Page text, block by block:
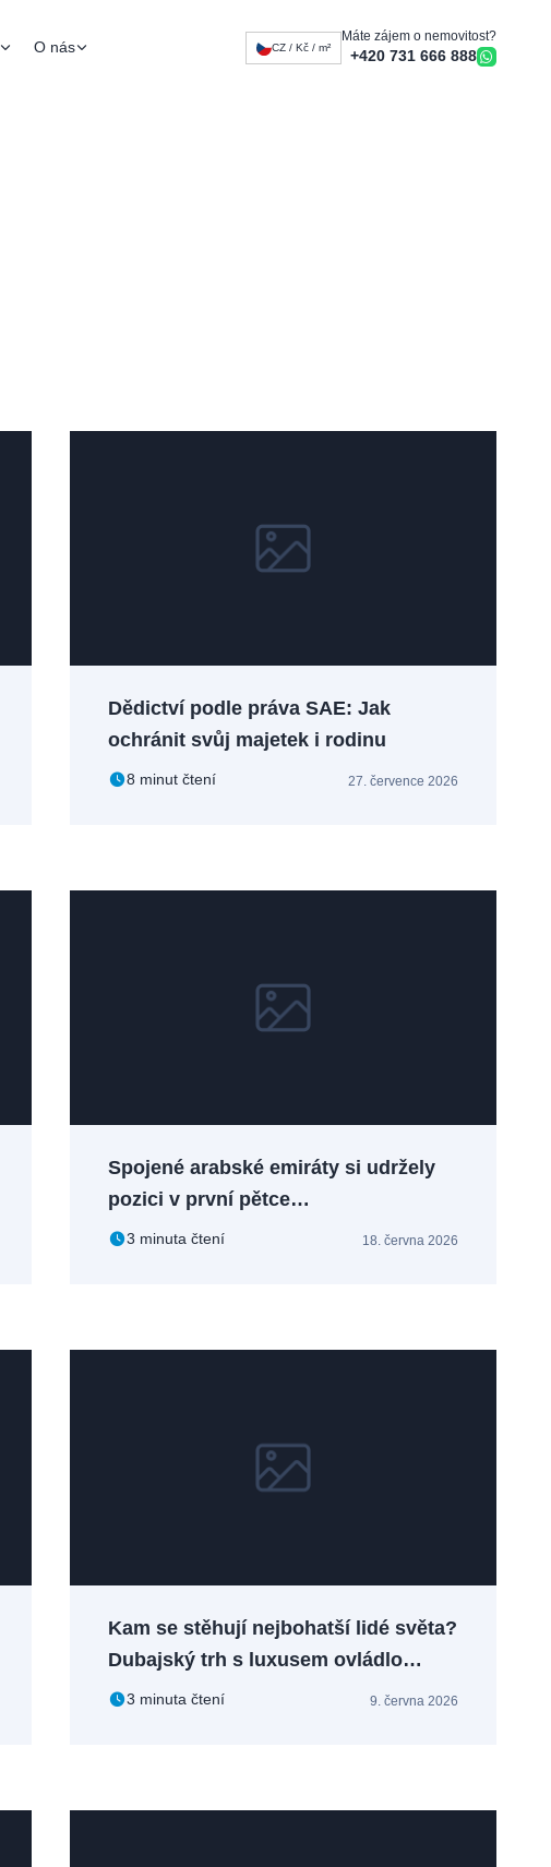
O nás CZ / Kč / m²
Máte zájem o nemovitost?
+420 731 666 888
Dědictví podle práva SAE: Jak
ochránit svůj majetek i rodinu
8 minut čtení 27. července 2026
Spojené arabské emiráty si udržely
pozici v první pětce
nejkonkurenceschopnějších
3 minuta čtení 18. června 2026
Kam se stěhují nejbohatší lidé světa?
Dubajský trh s luxusem ovládlo
„sanctuary-style“ bydlení
3 minuta čtení 9. června 2026